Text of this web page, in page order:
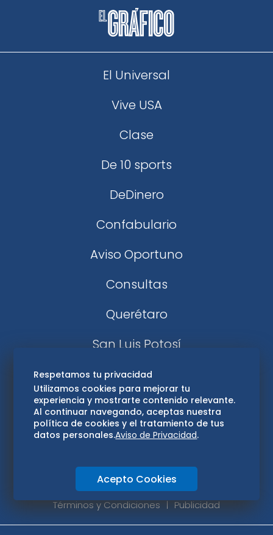
El Universal
Vive USA
Clase
De 10 sports
DeDinero
Confabulario
Aviso Oportuno
Consultas
Querétaro
San Luis Potosí
Edomex
Consultas
Hidalgo
Oaxaca
Aviso de privacidad
Directorio
Términos y Condiciones
Publicidad
Respetamos tu privacidad
Utilizamos cookies para mejorar tu
experiencia y mostrarte contenido relevante.
Al continuar navegando, aceptas nuestra
política de cookies y el tratamiento de tus
datos personales.Aviso de Privacidad.
Acepto Cookies